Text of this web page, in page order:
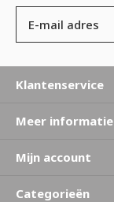
Klantenservice
Meer informatie
Mijn account
Categorieën